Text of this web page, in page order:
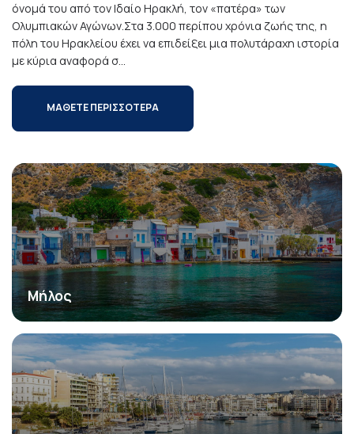
όνομά του από τον Ιδαίο Ηρακλή, τον «πατέρα» των
Ολυμπιακών Αγώνων.Στα 3.000 περίπου χρόνια ζωής της, η
πόλη του Ηρακλείου έχει να επιδείξει μια πολυτάραχη ιστορία
με κύρια αναφορά σ...
ΜΑΘΕΤΕ ΠΕΡΙΣΣΟΤΕΡΑ
Μήλος